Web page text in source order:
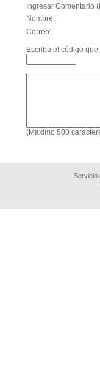
Ingresar Comentario
Nombre:
Correo:
Escriba el código
(Máximo 500
Servicio